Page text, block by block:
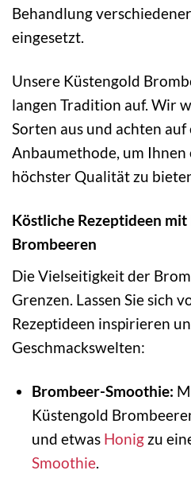
Behandlung
eingesetzt.
Unsere Küstengold
langen Tradition auf. Wir
Sorten aus und achten
Anbaumethode, um
höchster Qualität zu
Köstliche Rezeptideen
Brombeeren
Die Vielseitigkeit der
Grenzen. Lassen Sie sich
Rezeptideen inspirieren
Geschmackswelten:
Brombeer-Smoothie:
Küstengold
und etwas Honigzu
Smoothie.